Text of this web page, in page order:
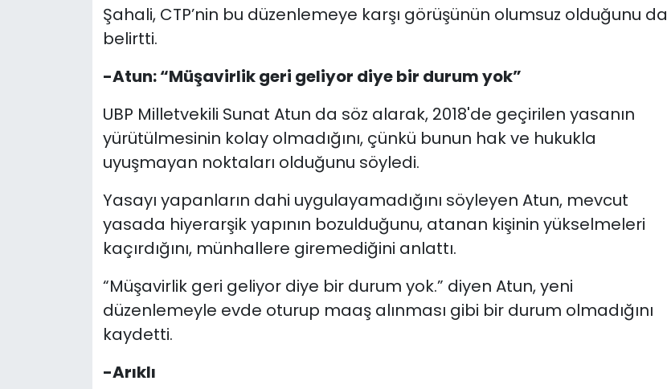
Şahali, CTP’nin bu düzenlemeye karşı görüşünün olumsuz olduğunu da
belirtti.
-Atun: “Müşavirlik geri geliyor diye bir durum yok”
UBP Milletvekili Sunat Atun da söz alarak, 2018'de geçirilen yasanın
yürütülmesinin kolay olmadığını, çünkü bunun hak ve hukukla
uyuşmayan noktaları olduğunu söyledi.
Yasayı yapanların dahi uygulayamadığını söyleyen Atun, mevcut
yasada hiyerarşik yapının bozulduğunu, atanan kişinin yükselmeleri
kaçırdığını, münhallere giremediğini anlattı.
“Müşavirlik geri geliyor diye bir durum yok.” diyen Atun, yeni
düzenlemeyle evde oturup maaş alınması gibi bir durum olmadığını
kaydetti.
-Arıklı